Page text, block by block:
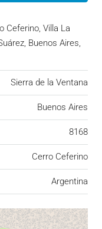
Ceferino, Villa La
Buenos Aires,
Sierra de la Ventana
Buenos Aires
8168
Cerro Ceferino
Argentina